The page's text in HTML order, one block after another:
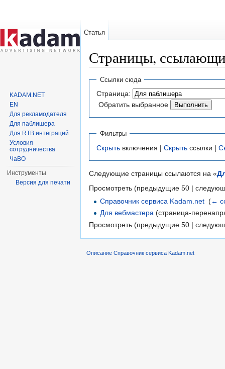
Страницы,
Перейти к:навигация,поиск
Ссылки сюда
Страница:
Обратить выбранное
Фильтры
Скрыть включения | Скрыть ссылки |
Следующие страницы ссылаются на «
Просмотреть (предыдущие 50 |
Справочник сервиса Kadam.net (←
Для вебмастера (страница-
Просмотреть (предыдущие 50 |
Статья
KADAM.NET
EN
Для рекламодателя
Для паблишера
Для RTB интеграций
Условия
сотрудничества
ЧаВО
Инструменты
Версия для печати
Описание Справочник сервиса Kadam.net